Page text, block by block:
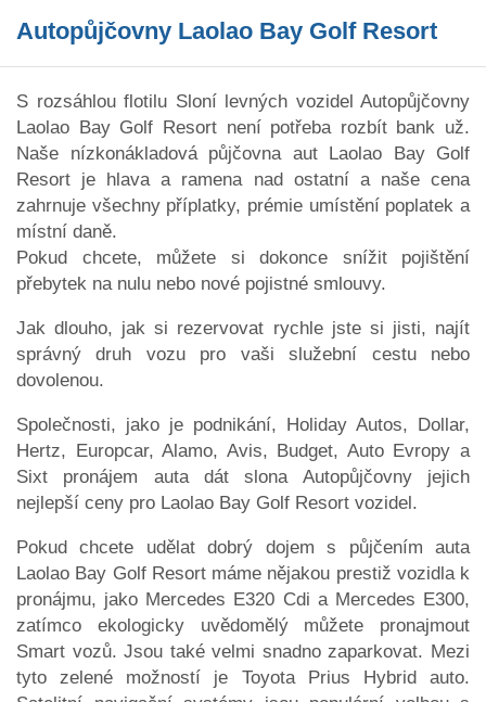
Autopůjčovny Laolao Bay Golf Resort
S rozsáhlou flotilu Sloní levných vozidel Autopůjčovny
Laolao Bay Golf Resort není potřeba rozbít bank už.
Naše nízkonákladová půjčovna aut Laolao Bay Golf
Resort je hlava a ramena nad ostatní a naše cena
zahrnuje všechny příplatky, prémie umístění poplatek a
místní daně.
Pokud chcete, můžete si dokonce snížit pojištění
přebytek na nulu nebo nové pojistné smlouvy.
Jak dlouho, jak si rezervovat rychle jste si jisti, najít
správný druh vozu pro vaši služební cestu nebo
dovolenou.
Společnosti, jako je podnikání, Holiday Autos, Dollar,
Hertz, Europcar, Alamo, Avis, Budget, Auto Evropy a
Sixt pronájem auta dát slona Autopůjčovny jejich
nejlepší ceny pro Laolao Bay Golf Resort vozidel.
Pokud chcete udělat dobrý dojem s půjčením auta
Laolao Bay Golf Resort máme nějakou prestiž vozidla k
pronájmu, jako Mercedes E320 Cdi a Mercedes E300,
zatímco ekologicky uvědomělý můžete pronajmout
Smart vozů. Jsou také velmi snadno zaparkovat. Mezi
tyto zelené možností je Toyota Prius Hybrid auto.